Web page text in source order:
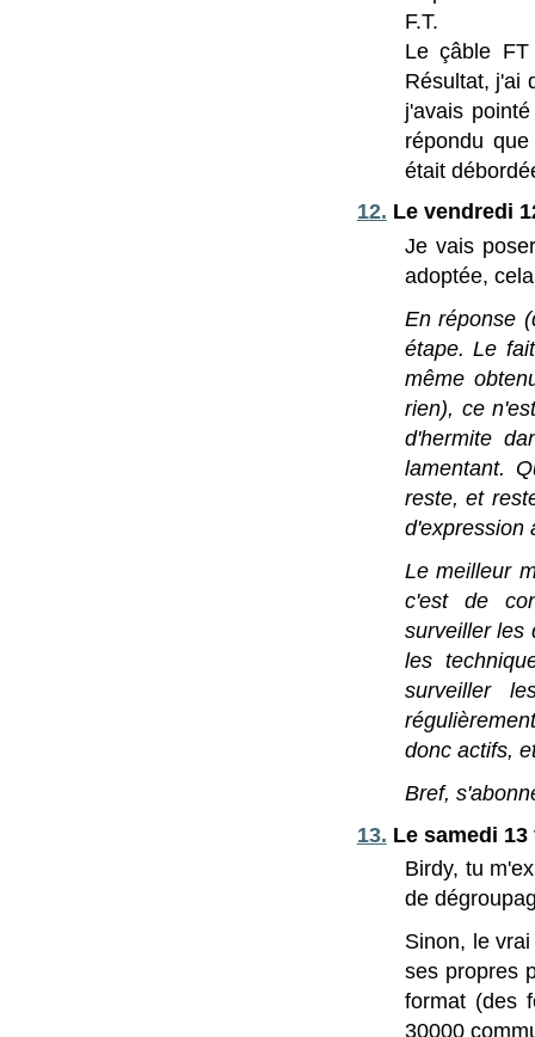
F.T.
Le çâble
Résultat, j'ai
j'avais
répondu
était
12. Le vendredi
Je vais
adoptée,
En réponse
étape. Le
même
rien), ce
d'hermite
lamentant.
reste, et
d'expression
Le meilleur
c'est de
surveiller les
les
surveiller
donc actifs,
Bref,
13. Le samedi
Birdy, tu
de
Sinon, le
ses propres
format (des
30000